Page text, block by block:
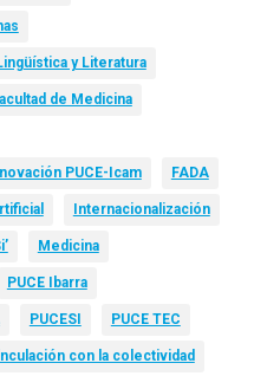
y Literatura
de Medicina
PUCE-Icam FADA
Internacionalización
Medicina
PUCE Ibarra
PUCESI PUCE TEC
con la colectividad